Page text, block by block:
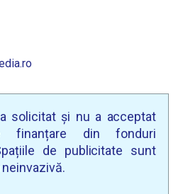
solicitat și nu a acceptat
din fonduri
de publicitate sunt
neinvazivă.